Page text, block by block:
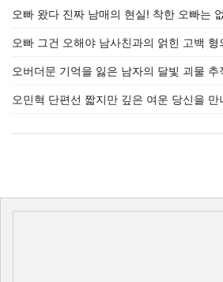
오빠 왔다 진짜 남매의 현실! 착한 오빠는
오빠 그건 오해야 남사친과의 얽힌 고백 형
오버더문 기억을 잃은 남자의 달빛 괴물 추
오민혁 단편선 짧지만 깊은 여운 당신을 만